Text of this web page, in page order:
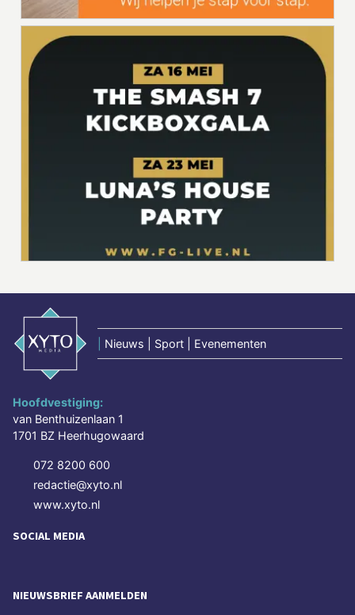
Nieuws | Sport | Evenementen
Hoofdvestiging:
van Benthuizenlaan 1
1701 BZ Heerhugowaard
072 8200 600
redactie@xyto.nl
www.xyto.nl
SOCIAL MEDIA
NIEUWSBRIEF AANMELDEN